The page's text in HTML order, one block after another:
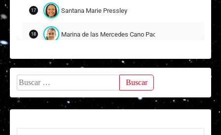
17 Santana Marie Pressley
18 Marina de las Mercedes Cano Pacheco
Anaís Stefania Arce González
Daisy Dariana Cegarra Roche
Suplentes
Nayleen Alessandra Guzmán Navarro
Buscar: